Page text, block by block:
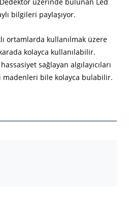
bilgileri paylaşıyor.
ortamlarda kullanılmak üzere
kolayca kullanılabilir.
sağlayan algılayıcıları
madenleri bile kolayca bulabilir.